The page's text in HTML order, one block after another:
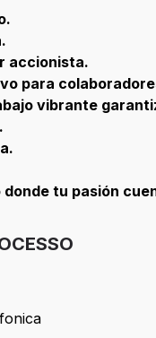
accionista.
para
vibrante
donde tu pasión